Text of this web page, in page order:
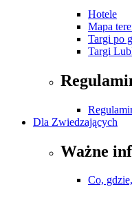
Hotele
Mapa
Targi po
Targi
Dla Zwiedzających
Ważne
Co,